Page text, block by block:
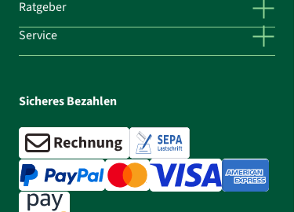
Ratgeber
Service
Sicheres Bezahlen